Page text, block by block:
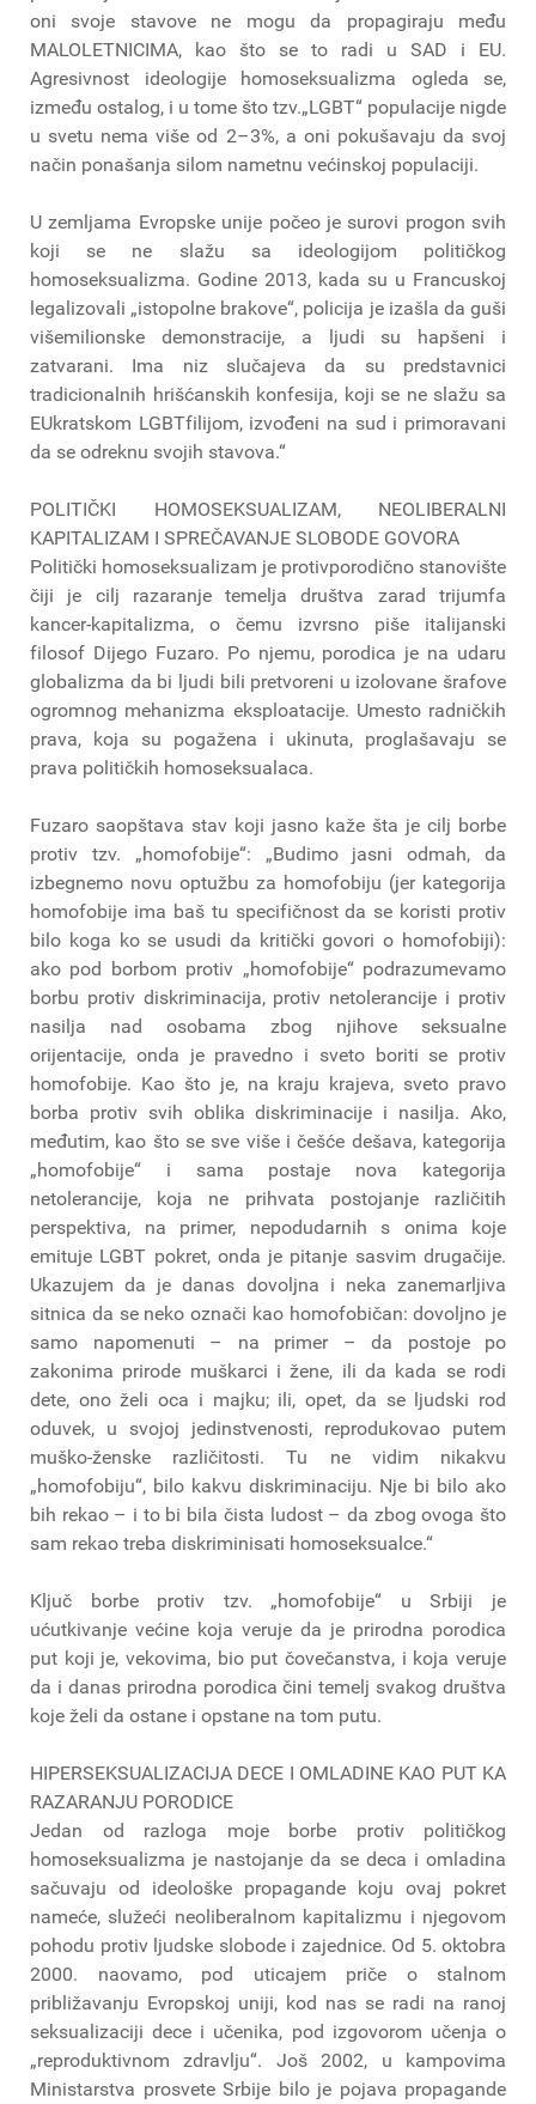
oni svoje stavove ne mogu da propagiraju među
MALOLETNICIMA, kao što se to radi u SAD i EU.
Agresivnost ideologije homoseksualizma ogleda se,
između ostalog, i u tome što tzv.„LGBT“ populacije nigde
u svetu nema više od 2–3%, a oni pokušavaju da svoj
način ponašanja silom nametnu većinskoj populaciji.
U zemljama Evropske unije počeo je surovi progon svih
koji se ne slažu sa ideologijom političkog
homoseksualizma. Godine 2013, kada su u Francuskoj
legalizovali „istopolne brakove“, policija je izašla da guši
višemilionske demonstracije, a ljudi su hapšeni i
zatvarani. Ima niz slučajeva da su predstavnici
tradicionalnih hrišćanskih konfesija, koji se ne slažu sa
EUkratskom LGBTfilijom, izvođeni na sud i primoravani
da se odreknu svojih stavova.“
POLITIČKI HOMOSEKSUALIZAM, NEOLIBERALNI
KAPITALIZAM I SPREČAVANJE SLOBODE GOVORA
Politički homoseksualizam je protivporodično stanovište
čiji je cilj razaranje temelja društva zarad trijumfa
kancer-kapitalizma, o čemu izvrsno piše italijanski
filosof Dijego Fuzaro. Po njemu, porodica je na udaru
globalizma da bi ljudi bili pretvoreni u izolovane šrafove
ogromnog mehanizma eksploatacije. Umesto radničkih
prava, koja su pogažena i ukinuta, proglašavaju se
prava političkih homoseksualaca.
Fuzaro saopštava stav koji jasno kaže šta je cilj borbe
protiv tzv. „homofobije“: „Budimo jasni odmah, da
izbegnemo novu optužbu za homofobiju (jer kategorija
homofobije ima baš tu specifičnost da se koristi protiv
bilo koga ko se usudi da kritički govori o homofobiji):
ako pod borbom protiv „homofobije“ podrazumevamo
borbu protiv diskriminacija, protiv netolerancije i protiv
nasilja nad osobama zbog njihove seksualne
orijentacije, onda je pravedno i sveto boriti se protiv
homofobije. Kao što je, na kraju krajeva, sveto pravo
borba protiv svih oblika diskriminacije i nasilja. Ako,
međutim, kao što se sve više i češće dešava, kategorija
„homofobije“ i sama postaje nova kategorija
netolerancije, koja ne prihvata postojanje različitih
perspektiva, na primer, nepodudarnih s onima koje
emituje LGBT pokret, onda je pitanje sasvim drugačije.
Ukazujem da je danas dovoljna i neka zanemarljiva
sitnica da se neko označi kao homofobičan: dovoljno je
samo napomenuti – na primer – da postoje po
zakonima prirode muškarci i žene, ili da kada se rodi
dete, ono želi oca i majku; ili, opet, da se ljudski rod
oduvek, u svojoj jedinstvenosti, reprodukovao putem
muško-ženske različitosti. Tu ne vidim nikakvu
„homofobiju“, bilo kakvu diskriminaciju. Nje bi bilo ako
bih rekao – i to bi bila čista ludost – da zbog ovoga što
sam rekao treba diskriminisati homoseksualce.“
Ključ borbe protiv tzv. „homofobije“ u Srbiji je
ućutkivanje većine koja veruje da je prirodna porodica
put koji je, vekovima, bio put čovečanstva, i koja veruje
da i danas prirodna porodica čini temelj svakog društva
koje želi da ostane i opstane na tom putu.
HIPERSEKSUALIZACIJA DECE I OMLADINE KAO PUT KA
RAZARANJU PORODICE
Jedan od razloga moje borbe protiv političkog
homoseksualizma je nastojanje da se deca i omladina
sačuvaju od ideološke propagande koju ovaj pokret
nameće, služeći neoliberalnom kapitalizmu i njegovom
pohodu protiv ljudske slobode i zajednice. Od 5. oktobra
2000. naovamo, pod uticajem priče o stalnom
približavanju Evropskoj uniji, kod nas se radi na ranoj
seksualizaciji dece i učenika, pod izgovorom učenja o
„reproduktivnom zdravlju“. Još 2002, u kampovima
Ministarstva prosvete Srbije bilo je pojava propagande